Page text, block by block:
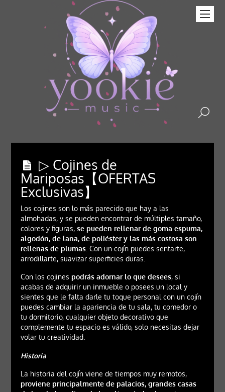
▷ Cojines de
Mariposas【OFERTAS
Exclusivas】
Los cojines son lo más parecido que hay a las
almohadas, y se pueden encontrar de múltiples tamaño,
colores y figuras, se pueden rellenar de goma espuma,
algodón, de lana, de poliéster y las más costosa son
rellenas de plumas. Con un cojín puedes sentarte,
arrodillarte, suavizar superficies duras.
Con los cojines podrás adornar lo que desees, si
acabas de adquirir un inmueble o posees un local y
sientes que le falta darle tu toque personal con un cojín
puedes cambiar la apariencia de tu sala, tu comedor o
tu dormitorio, cualquier objeto decorativo que
complemente tu espacio es válido, solo necesitas dejar
volar tu creatividad.
Historia
La historia del cojín viene de tiempos muy remotos,
proviene principalmente de palacios, grandes casas